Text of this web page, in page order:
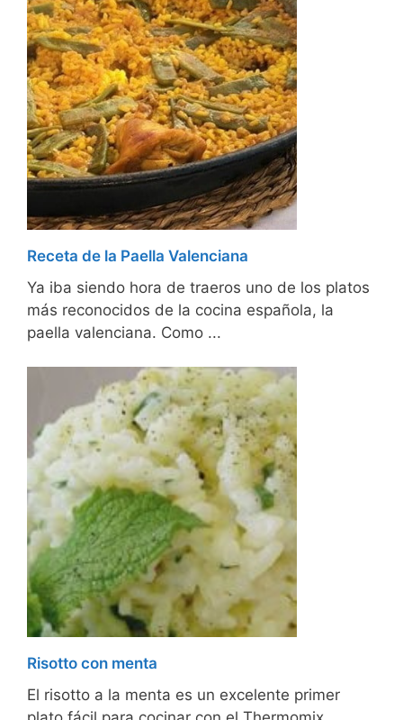
Receta de la Paella Valenciana
Ya iba siendo hora de traeros uno de los platos
más reconocidos de la cocina española, la
paella valenciana. Como ...
Risotto con menta
El risotto a la menta es un excelente primer